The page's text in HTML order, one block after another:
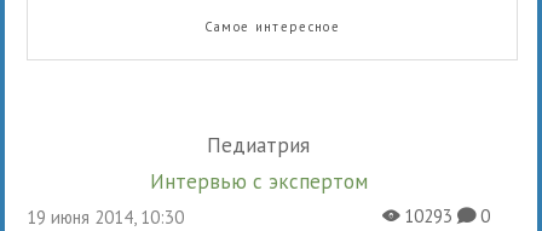
Самое интересное
Педиатрия
Интервью с экспертом
19 июня 2014, 10:30 X10293K0